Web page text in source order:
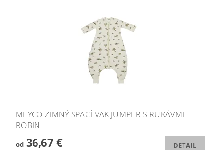
MEYCO ZIMNÝ SPACÍ VAK JUMPER S RUKÁVMI
ROBIN
od36,67 € DETAIL